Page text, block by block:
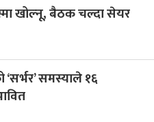
खोल्नू, बैठक चल्दा सेयर
‘सर्भर’ समस्याले १६